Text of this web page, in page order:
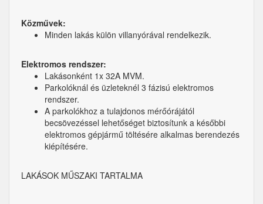
Közművek:
Minden lakás külön villanyórával rendelkezik.
Elektromos rendszer:
Lakásonként 1x 32A MVM.
Parkolóknál és üzleteknél 3 fázisú elektromos
rendszer.
A parkolókhoz a tulajdonos mérőórájától
becsövezéssel lehetőséget biztosítunk a későbbi
elektromos gépjármű töltésére alkalmas berendezés
kiépítésére.
LAKÁSOK MŰSZAKI TARTALMA